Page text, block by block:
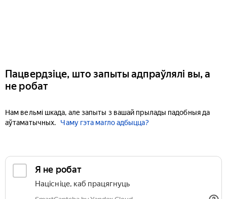
Пацвердзіце, што запыты адпраўлялі вы, а
не робат
Нам вельмі шкада, але запыты з вашай прылады падобныя да
аўтаматычных.
Чаму гэта магло адбыцца?
Я не робат
Націсніце, каб працягнуць